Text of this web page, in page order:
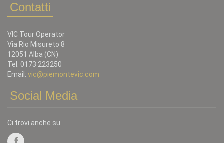
Contatti
VIC Tour Operator
Via Rio Misureto 8
12051 Alba (CN)
Tel. 0173 223250
Email: vic@piemontevic.com
Social Media
Ci trovi anche su